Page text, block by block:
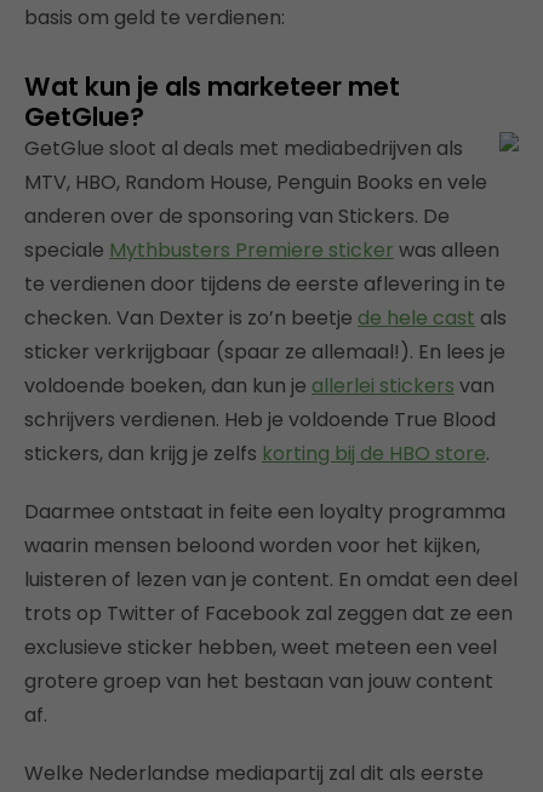
basis om geld te verdienen:
Wat kun je als marketeer met
GetGlue?
GetGlue sloot al deals met mediabedrijven als
MTV, HBO, Random House, Penguin Books en vele
anderen over de sponsoring van Stickers. De
speciale Mythbusters Premiere sticker was alleen
te verdienen door tijdens de eerste aflevering in te
checken. Van Dexter is zo’n beetje de hele cast als
sticker verkrijgbaar (spaar ze allemaal!). En lees je
voldoende boeken, dan kun je allerlei stickers van
schrijvers verdienen. Heb je voldoende True Blood
stickers, dan krijg je zelfs korting bij de HBO store.
Daarmee ontstaat in feite een loyalty programma
waarin mensen beloond worden voor het kijken,
luisteren of lezen van je content. En omdat een deel
trots op Twitter of Facebook zal zeggen dat ze een
exclusieve sticker hebben, weet meteen een veel
grotere groep van het bestaan van jouw content
af.
Welke Nederlandse mediapartij zal dit als eerste